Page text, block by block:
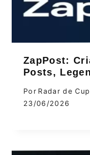
ZapPost:
Posts,
Por Radar de
23/06/2026